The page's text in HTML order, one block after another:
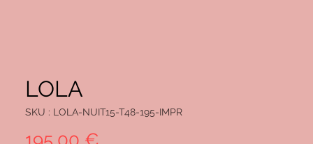
LOLA
SKU : LOLA-NUIT15-T48-195-IMPR
195,00 €